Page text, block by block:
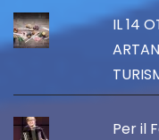
IL 14
Per il